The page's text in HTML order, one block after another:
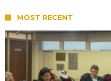
MOST RECENT